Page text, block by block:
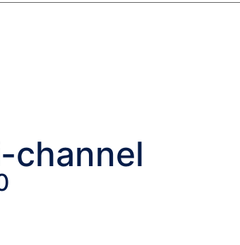
channel